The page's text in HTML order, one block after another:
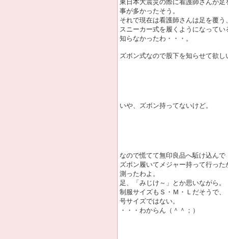
東日本大震災の際に看護師さんが足
事が多かったそう。
それで現在は看護師さんは足を覆う
スニーカー式を履くようになってい
知らなかったわ・・・。
ズボン式なので股下を知らせて欲し
いや、ズボン持ってないけど。
なので慌てて無印良品へ駈け込んで
ズボン履いてメジャー持って行った
測ったわよ。
足、「みじけ～」とか思いながら。
制服サイズもＳ・Ｍ・Ｌだそうで、
号サイズではない。
・・・わからん（＾＾；）